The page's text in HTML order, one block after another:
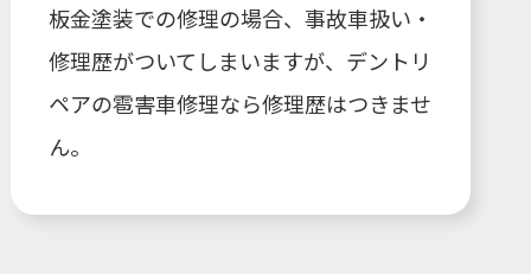
板金塗装での修理の場合、事故車扱い・
修理歴がついてしまいますが、デントリ
ペアの雹害車修理なら修理歴はつきませ
ん。